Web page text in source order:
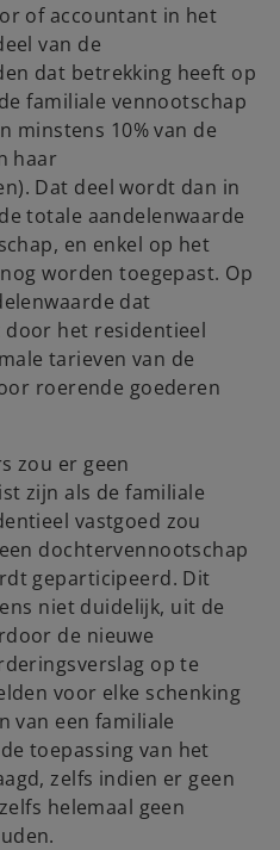
of accountant in het
van de
dat betrekking heeft op
familiale vennootschap
minstens 10% van de
haar
Dat deel wordt dan in
totale aandelenwaarde
en enkel op het
worden toegepast. Op
dat
het residentieel
tarieven van de
roerende goederen
zou er geen
zijn als de familiale
vastgoed zou
dochtervennootschap
geparticipeerd. Dit
niet duidelijk, uit de
de nieuwe
op te
voor elke schenking
van een familiale
toepassing van het
zelfs indien er geen
helemaal geen